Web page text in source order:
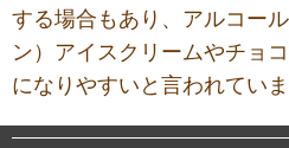
する場合もあり、アルコー
ン）アイスクリームやチョ
になりやすいと言われていま